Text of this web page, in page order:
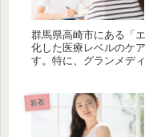
群馬県高崎市にある「
化した医療レベルのケ
す。特に、グランメデ
施術が可能で、男女問
回カウンセリングは無
し、最適なプランを提
新着